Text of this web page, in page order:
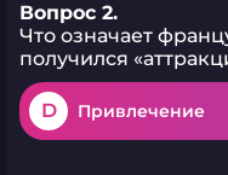
Вопрос 2.
Что означает
получился
D Привлечение